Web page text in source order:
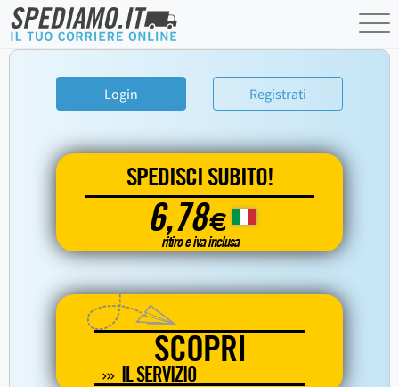
Login Registrati
SPEDISCI SUBITO!
6,78€
ritiro e iva inclusa
SCOPRI
IL SERVIZIO